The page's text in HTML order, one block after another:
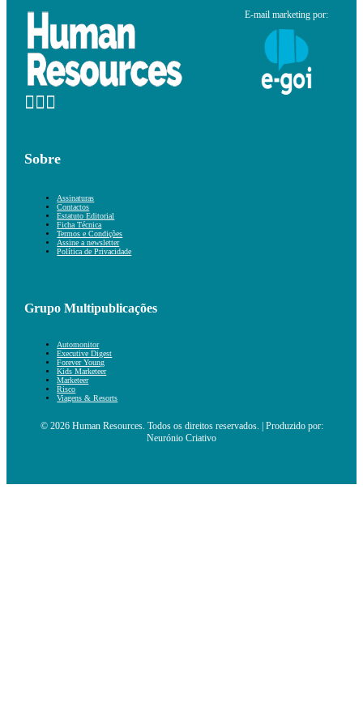
E-mail marketing por:
Sobre
Assinaturas
Contactos
Estatuto Editorial
Ficha Técnica
Termos e Condições
Assine a newsletter
Política de Privacidade
Grupo Multipublicações
Automonitor
Executive Digest
Forever Young
Kids Marketeer
Marketeer
Risco
Viagens & Resorts
© 2026 Human Resources. Todos os direitos reservados. | Produzido por:
Neurónio Criativo